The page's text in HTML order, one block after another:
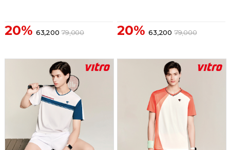
20% 63,200 79,000 20% 63,200 79,000